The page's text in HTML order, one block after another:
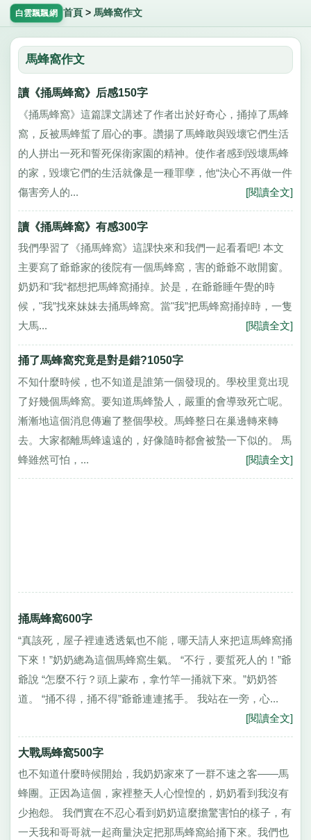
白雲飄飄網 首頁 > 馬蜂窩作文
馬蜂窩作文
讀《捅馬蜂窩》后感150字
《捅馬蜂窩》這篇課文講述了作者出於好奇心，捅掉了馬蜂
窩，反被馬蜂蜇了眉心的事。讚揚了馬蜂敢與毀壞它們生活
的人拼出一死和誓死保衛家園的精神。使作者感到毀壞馬蜂
的家，毀壞它們的生活就像是一種罪孽，他“決心不再做一件
傷害旁人的...
[閱讀全文]
讀《捅馬蜂窩》有感300字
我們學習了《捅馬蜂窩》這課快來和我們一起看看吧! 本文
主要寫了爺爺家的後院有一個馬蜂窩，害的爺爺不敢開窗。
奶奶和"我“都想把馬蜂窩捅掉。於是，在爺爺睡午覺的時
候，"我”找來妹妹去捅馬蜂窩。當"我”把馬蜂窩捅掉時，一隻
大馬...
[閱讀全文]
捅了馬蜂窩究竟是對是錯?1050字
不知什麼時候，也不知道是誰第一個發現的。學校里竟出現
了好幾個馬蜂窩。要知道馬蜂蟄人，嚴重的會導致死亡呢。
漸漸地這個消息傳遍了整個學校。馬蜂整日在巢邊轉來轉
去。大家都離馬蜂遠遠的，好像隨時都會被蟄一下似的。 馬
蜂雖然可怕，...
[閱讀全文]
捅馬蜂窩600字
“真該死，屋子裡連透透氣也不能，哪天請人來把這馬蜂窩捅
下來！”奶奶總為這個馬蜂窩生氣。 “不行，要蜇死人的！”爺
爺說 “怎麼不行？頭上蒙布，拿竹竿一捅就下來。”奶奶答
道。 “捅不得，捅不得”爺爺連連搖手。 我站在一旁，心...
[閱讀全文]
大戰馬蜂窩500字
也不知道什麼時候開始，我奶奶家來了一群不速之客——馬
蜂團。正因為這個，家裡整天人心惶惶的，奶奶看到我沒有
少抱怨。 我們實在不忍心看到奶奶這麼擔驚害怕的樣子，有
一天我和哥哥就一起商量決定把那馬蜂窩給捅下來。我們也